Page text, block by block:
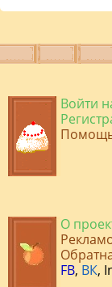
Войти
О
FB, ВК,